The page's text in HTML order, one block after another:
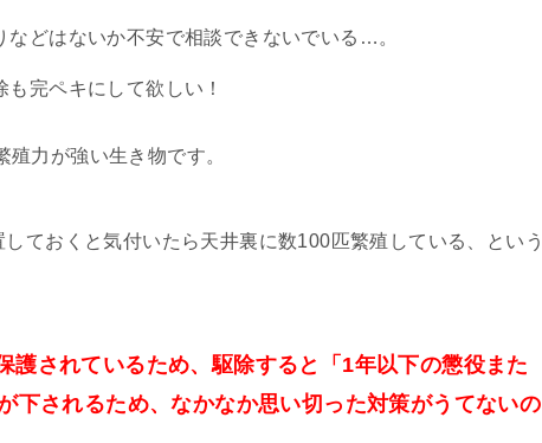
どはないか不安で相談できないでいる…。
完ペキにして欲しい！
力が強い生き物です。
ておくと気付いたら天井裏に数100匹繁殖している、という
護されているため、駆除すると「1年以下の懲役また
下されるため、なかなか思い切った対策がうてないの